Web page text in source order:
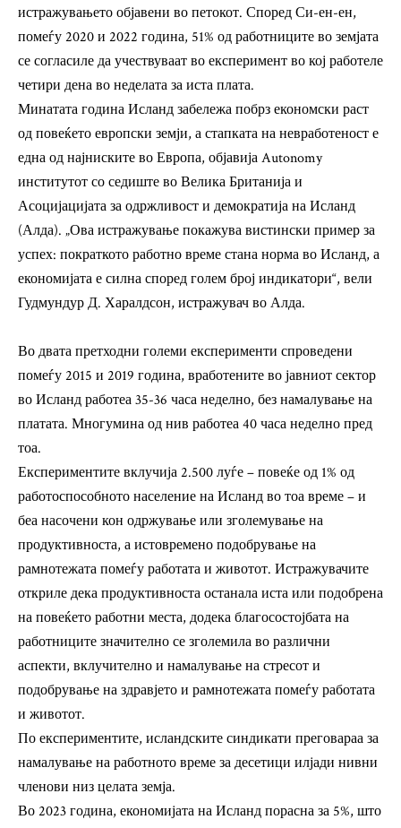
истражувањето објавени во петокот. Според Си-ен-ен,
помеѓу 2020 и 2022 година, 51% од работниците во земјата
се согласиле да учествуваат во експеримент во кој работеле
четири дена во неделата за иста плата.
Минатата година Исланд забележа побрз економски раст
од повеќето европски земји, а стапката на невработеност е
една од најниските во Европа, објавија Autonomy
институтот со седиште во Велика Британија и
Асоцијацијата за одржливост и демократија на Исланд
(Алда). „Ова истражување покажува вистински пример за
успех: пократкото работно време стана норма во Исланд, а
економијата е силна според голем број индикатори“, вели
Гудмундур Д. Харалдсон, истражувач во Алда.
Во двата претходни големи експерименти спроведени
помеѓу 2015 и 2019 година, вработените во јавниот сектор
во Исланд работеа 35-36 часа неделно, без намалување на
платата. Многумина од нив работеа 40 часа неделно пред
тоа.
Експериментите вклучија 2.500 луѓе – повеќе од 1% од
работоспособното население на Исланд во тоа време – и
беа насочени кон одржување или зголемување на
продуктивноста, а истовремено подобрување на
рамнотежата помеѓу работата и животот. Истражувачите
откриле дека продуктивноста останала иста или подобрена
на повеќето работни места, додека благосостојбата на
работниците значително се зголемила во различни
аспекти, вклучително и намалување на стресот и
подобрување на здравјето и рамнотежата помеѓу работата
и животот.
По експериментите, исландските синдикати преговараа за
намалување на работното време за десетици илјади нивни
членови низ целата земја.
Во 2023 година, економијата на Исланд порасна за 5%, што